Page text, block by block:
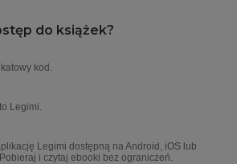
do książek?
kod.
Legimi.
Legimi dostępną na Android, iOS lub
i czytaj ebooki bez ograniczeń.